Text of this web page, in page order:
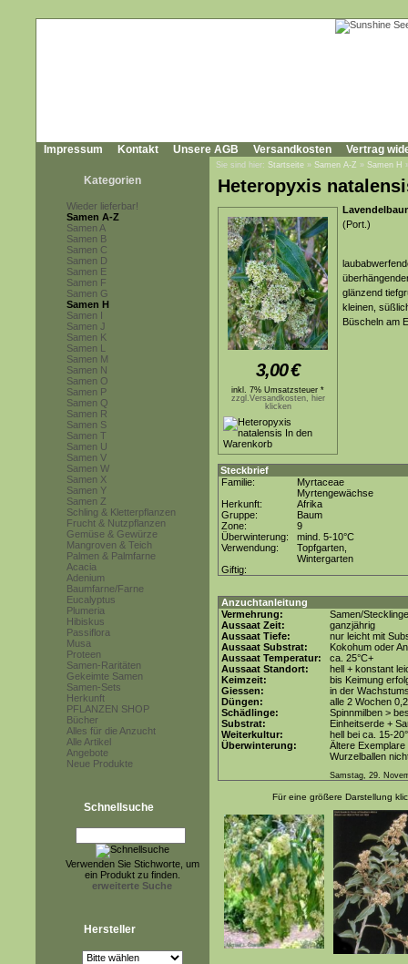
Impressum Kontakt Unsere AGB Versandkosten Vertrag
Kategorien
Wieder lieferbar!
Samen A-Z
Samen A
Samen B
Samen C
Samen D
Samen E
Samen F
Samen G
Samen H
Samen I
Samen J
Samen K
Samen L
Samen M
Samen N
Samen O
Samen P
Samen Q
Samen R
Samen S
Samen T
Samen U
Samen V
Samen W
Samen X
Samen Y
Samen Z
Schling & Kletterpflanzen
Frucht & Nutzpflanzen
Gemüse & Gewürze
Mangroven & Teich
Palmen & Palmfarne
Acacia
Adenium
Baumfarne/Farne
Eucalyptus
Plumeria
Hibiskus
Passiflora
Musa
Proteen
Samen-Raritäten
Gekeimte Samen
Samen-Sets
Herkunft
PFLANZEN SHOP
Bücher
Alles für die Anzucht
Alle Artikel
Angebote
Neue Produkte
Schnellsuche
Verwenden Sie Stichworte, um
ein Produkt zu finden.
erweiterte Suche
Hersteller
Sie sind hier: Startseite » Samen A-Z » Samen H
Heteropyxis
3,00€
inkl. 7% Umsatzsteuer *
zzgl.Versandkosten, hier
klicken
(Port.)
glänzend
kleinen,
Büscheln am
Steckbrief
Familie:
Myrtaceae
Myrtengewächse
Herkunft:
Afrika
Gruppe:
Baum
Zone:
9
Überwinterung:
mind. 5-10°C
Verwendung:
Topfgarten,
Wintergarten
Giftig:
Anzuchtanleitung
Vermehrung:
Samen/Stecklinge
Aussaat Zeit:
ganzjährig
Aussaat Tiefe:
nur leicht mit
Aussaat Substrat:
Kokohum oder
Aussaat Temperatur:
ca. 25°C+
Aussaat Standort:
hell + konstant
Keimzeit:
bis Keimung
Giessen:
in der
Düngen:
alle 2 Wochen
Schädlinge:
Spinnmilben >
Substrat:
Einheitserde +
Weiterkultur:
hell bei ca. 15-
Überwinterung:
Ältere
Wurzelballen
Samstag, 29.
Für eine größere Darstellung